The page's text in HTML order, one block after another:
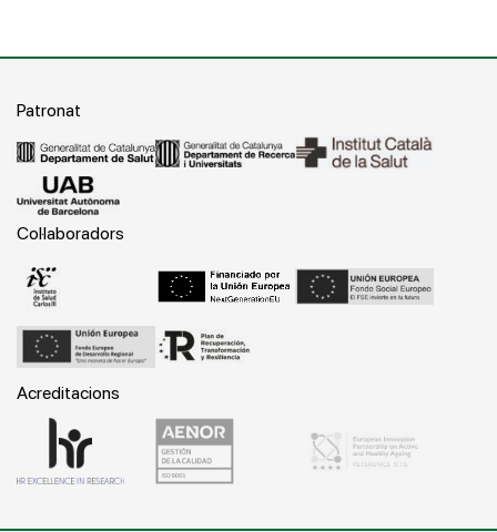
Patronat
Col·laboradors
Acreditacions